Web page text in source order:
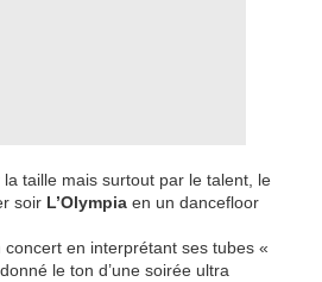
taille mais surtout par le talent, le
soir L’Olympia en un dancefloor
concert en interprétant ses tubes «
le ton d’une soirée ultra